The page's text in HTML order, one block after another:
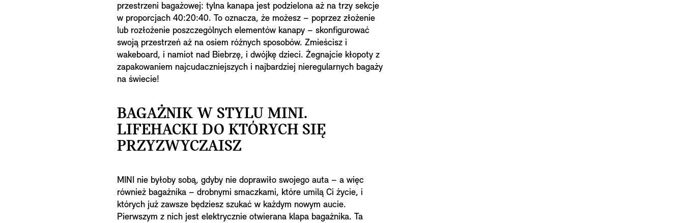
przestrzeni bagażowej: tylna kanapa jest podzielona aż na trzy sekcje
w proporcjach 40:20:40. To oznacza, że możesz – poprzez złożenie
lub rozłożenie poszczególnych elementów kanapy – skonfigurować
swoją przestrzeń aż na osiem różnych sposobów. Zmieścisz i
wakeboard, i namiot nad Biebrzę, i dwójkę dzieci. Żegnajcie kłopoty z
zapakowaniem najcudaczniejszych i najbardziej nieregularnych bagaży
na świecie!
BAGAŻNIK W STYLU MINI.
LIFEHACKI DO KTÓRYCH SIĘ
PRZYZWYCZAISZ
MINI nie byłoby sobą, gdyby nie doprawiło swojego auta – a więc
również bagażnika – drobnymi smaczkami, które umilą Ci życie, i
których już zawsze będziesz szukać w każdym nowym aucie.
Pierwszym z nich jest elektrycznie otwierana klapa bagażnika. Ta